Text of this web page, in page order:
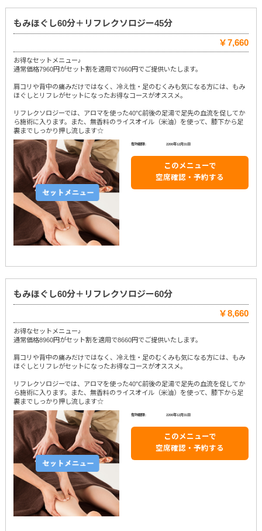
もみほぐし60分＋リフレクソロジー45分
￥7,660
お得なセットメニュー♪
通常価格7960円がセット割を適用で7660円でご提供いたします。
肩コリや背中の痛みだけではなく、冷え性・足のむくみも気になる方には、もみ
ほぐしとリフレがセットになったお得なコースがオススメ。
リフレクソロジーでは、アロマを使った40℃前後の足湯で足先の血流を促してか
ら施術に入ります。また、無香料のライスオイル（米油）を使って、膝下から足
裏までしっかり押し流します☆
有効期限: 2200年12月31日
このメニューで
空席確認・予約する
もみほぐし60分＋リフレクソロジー60分
￥8,660
お得なセットメニュー♪
通常価格8960円がセット割を適用で8660円でご提供いたします。
肩コリや背中の痛みだけではなく、冷え性・足のむくみも気になる方には、もみ
ほぐしとリフレがセットになったお得なコースがオススメ。
リフレクソロジーでは、アロマを使った40℃前後の足湯で足先の血流を促してか
ら施術に入ります。また、無香料のライスオイル（米油）を使って、膝下から足
裏までしっかり押し流します☆
有効期限: 2200年12月31日
このメニューで
空席確認・予約する